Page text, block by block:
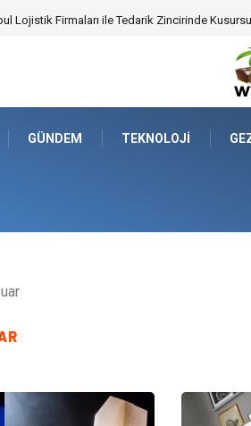
Bozburun Transfer: Seyahat Prestijinde Ve
GÜNDEM TEKNOLOJI